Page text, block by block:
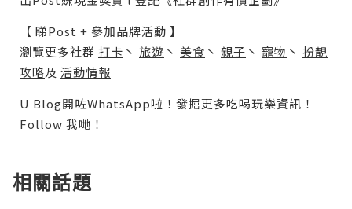
【 睇Post + 參加品牌活動 】
瀏覽更多社群 打卡 丶 旅遊 丶 美食 丶 親子 丶 寵物 丶 扮靚
攻略及 活動情報
U Blog開咗WhatsApp啦！發掘更多吃喝玩樂資訊！
Follow 我哋 ！
相關話題